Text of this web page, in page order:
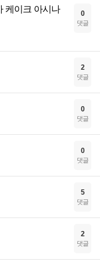
케이크 아시나
0
댓글
2
댓글
0
댓글
0
댓글
5
댓글
2
댓글